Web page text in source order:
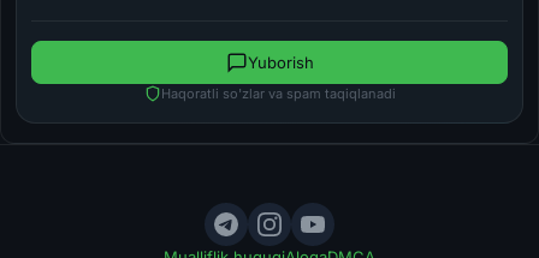
Haqoratli so'zlar va spam taqiqlanadi
Yuborish